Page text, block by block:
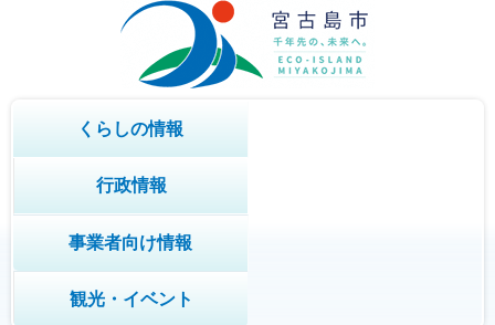
くらしの情報
行政情報
事業者向け情報
観光・イベント